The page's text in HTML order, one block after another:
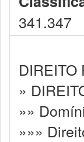
341.347
DIREITO
»
»»
»»»